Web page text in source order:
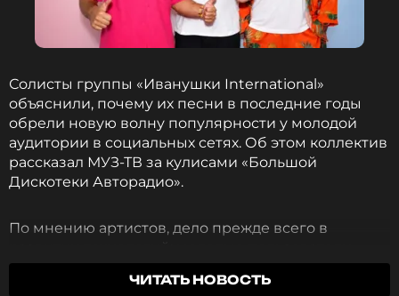
Солисты группы «Иванушки International»
объяснили, почему их песни в последние годы
обрели новую волну популярности у молодой
аудитории в социальных сетях. Об этом коллектив
рассказал МУЗ-ТВ за кулисами «Большой
Дискотеки Авторадио».
По мнению артистов, дело прежде всего в
соцсетей используют для роликов любые
узнаваемые треки, независимо от того, кому они
ЧИТАТЬ НОВОСТЬ